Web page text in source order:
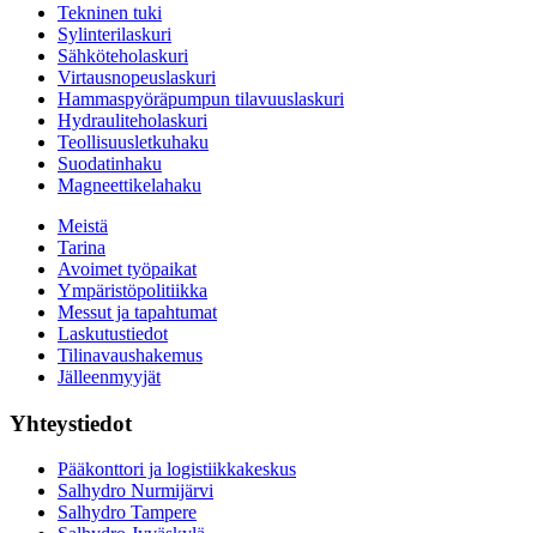
Tekninen tuki
Sylinterilaskuri
Sähköteholaskuri
Virtausnopeuslaskuri
Hammaspyöräpumpun tilavuuslaskuri
Hydrauliteholaskuri
Teollisuusletkuhaku
Suodatinhaku
Magneettikelahaku
Meistä
Tarina
Avoimet työpaikat
Ympäristöpolitiikka
Messut ja tapahtumat
Laskutustiedot
Tilinavaushakemus
Jälleenmyyjät
Yhteystiedot
Pääkonttori ja logistiikkakeskus
Salhydro Nurmijärvi
Salhydro Tampere